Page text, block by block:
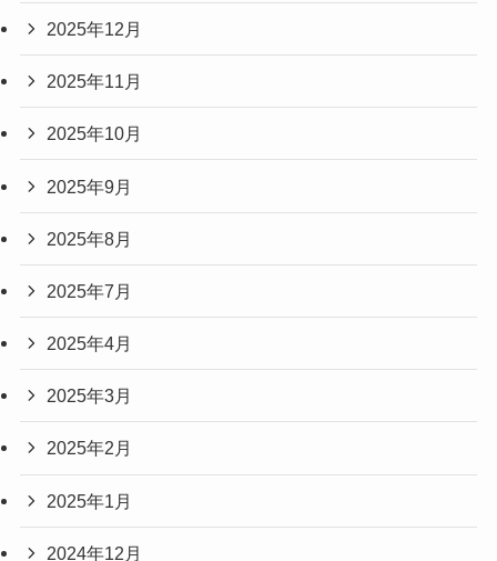
2025年12月
2025年11月
2025年10月
2025年9月
2025年8月
2025年7月
2025年4月
2025年3月
2025年2月
2025年1月
2024年12月